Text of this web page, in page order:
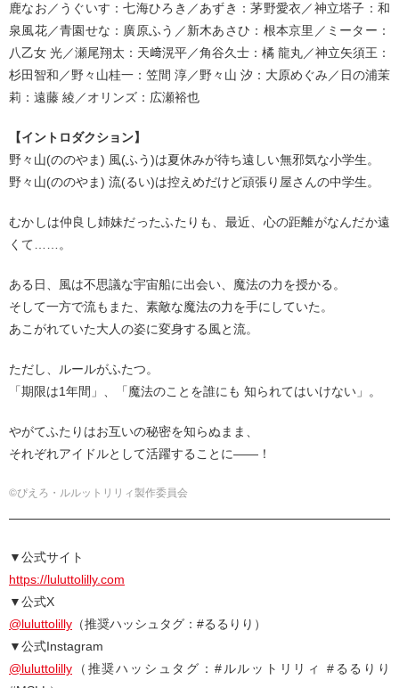
鹿なお／うぐいす：七海ひろき／あずき：茅野愛衣／神立塔子：和
泉風花／青園せな：廣原ふう／新木あさひ：根本京里／ミーター：
八乙女 光／瀬尾翔太：天﨑滉平／角谷久士：橘 龍丸／神立矢須王：
杉田智和／野々山桂一：笠間 淳／野々山 汐：大原めぐみ／日の浦茉
莉：遠藤 綾／オリンズ：広瀬裕也
【イントロダクション】
野々山(ののやま) 風(ふう)は夏休みが待ち遠しい無邪気な小学生。
野々山(ののやま) 流(るい)は控えめだけど頑張り屋さんの中学生。
むかしは仲良し姉妹だったふたりも、最近、心の距離がなんだか遠
くて……。
ある日、風は不思議な宇宙船に出会い、魔法の力を授かる。
そして一方で流もまた、素敵な魔法の力を手にしていた。
あこがれていた大人の姿に変身する風と流。
ただし、ルールがふたつ。
「期限は1年間」、「魔法のことを誰にも 知られてはいけない」。
やがてふたりはお互いの秘密を知らぬまま、
それぞれアイドルとして活躍することに――！
©ぴえろ・ルルットリリィ製作委員会
▼公式サイト
https://luluttolilly.com
▼公式X
@luluttolilly （推奨ハッシュタグ：#るるりり）
▼公式Instagram
@luluttolilly （推奨ハッシュタグ：#ルルットリリィ #るるりり